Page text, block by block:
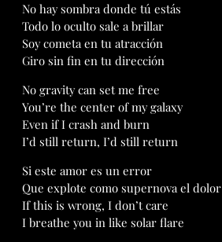
No hay sombra donde tú estás
Todo lo oculto sale a brillar
Soy cometa en tu atracción
Giro sin fin en tu dirección
No gravity can set me free
You’re the center of my galaxy
Even if I crash and burn
I’d still return, I’d still return
Si este amor es un error
Que explote como supernova el dolor
If this is wrong, I don’t care
I breathe you in like solar flare